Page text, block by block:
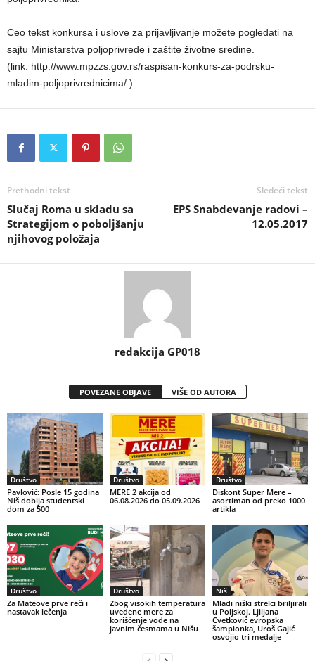
Ceo tekst konkursa i uslove za prijavljivanje možete pogledati na
sajtu Ministarstva poljoprivrede i zaštite životne sredine.
(link: http://www.mpzzs.gov.rs/raspisan-konkurs-za-podrsku-
mladim-poljoprivrednicima/ )
Prethodni tekst
Slučaj Roma u skladu sa
Strategijom o poboljšanju
njihovog položaja
Sledeći tekst
EPS Snabdevanje radovi –
12.05.2017
redakcija GP018
POVEZANE OBJAVE VIŠE OD AUTORA
Društvo
Pavlović: Posle 15 godina
Niš dobija studentski
dom za 500
Društvo
MERE 2 akcija od
06.08.2026 do 05.09.2026
Društvo
Diskont Super Mere –
asortiman od preko 1000
artikla
Društvo
Za Mateove prve reči i
nastavak lečenja
Društvo
Zbog visokih temperatura
uvedene mere za
korišćenje vode na
javnim česmama u Nišu
Niš
Mladi niški strelci briljirali
u Poljskoj. Ljiljana
Cvetković evropska
šampionka, Uroš Gajić
osvojio tri medalje